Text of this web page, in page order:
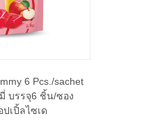
6 Pcs./sachet
บรรจุ6 ชิ้น/ซอง
ปเปิ้ลไซเด